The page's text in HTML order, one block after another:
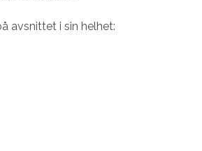
avsnittet i sin helhet: